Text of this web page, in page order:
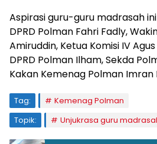
Aspirasi guru-guru madrasah
DPRD Polman Fahri Fadly,
Amiruddin, Ketua Komisi IV
DPRD Polman Ilham, Sekda
Kakan Kemenag Polman Imran
Tag:
Kemenag Polman
Topik:
Unjukrasa guru